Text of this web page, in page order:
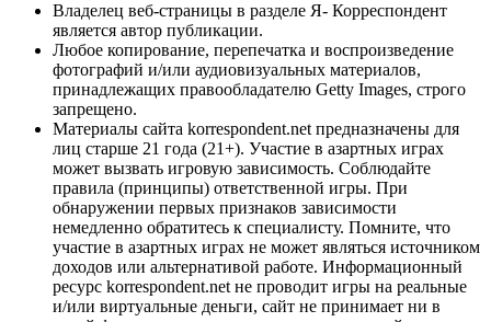
Владелец веб-страницы в разделе Я- Корреспондент
является автор публикации.
Любое копирование, перепечатка и воспроизведение
фотографий и/или аудиовизуальных материалов,
принадлежащих правообладателю Getty Images, строго
запрещено.
Материалы сайта korrespondent.net предназначены для
лиц старше 21 года (21+). Участие в азартных играх
может вызвать игровую зависимость. Соблюдайте
правила (принципы) ответственной игры. При
обнаружении первых признаков зависимости
немедленно обратитесь к специалисту. Помните, что
участие в азартных играх не может являться источником
доходов или альтернативой работе. Информационный
ресурс korrespondent.net не проводит игры на реальные
и/или виртуальные деньги, сайт не принимает ни в